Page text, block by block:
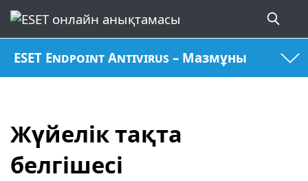
ESET Endpoint Antivirus – Мазмұны
Жүйелік тақта
белгішесі